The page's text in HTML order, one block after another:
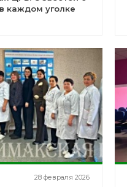
каждом уголке
28 февраля 2026